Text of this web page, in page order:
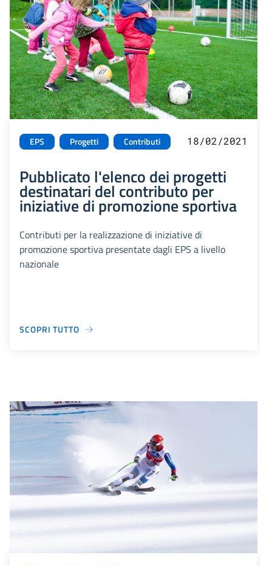
EPS Progetti Contributi 18/02/2021
Pubblicato l'elenco dei progetti
destinatari del contributo per
iniziative di promozione sportiva
Contributi per la realizzazione di iniziative di
promozione sportiva presentate dagli EPS a livello
nazionale
SCOPRI TUTTO